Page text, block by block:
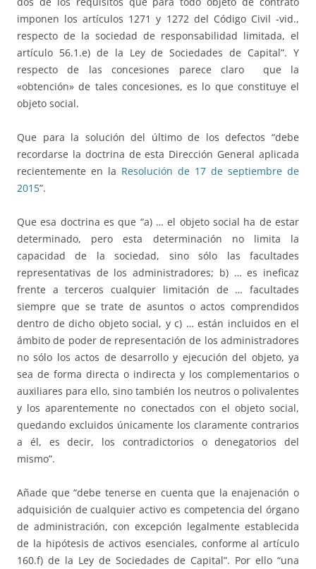
imponen los artículos 1271 y 1272 del Código Civil -vid.,
respecto de la sociedad de responsabilidad limitada, el
artículo 56.1.e) de la Ley de Sociedades de Capital”. Y
respecto de las concesiones parece claro que la
«obtención» de tales concesiones, es lo que constituye el
objeto social.
Que para la solución del último de los defectos “debe
recordarse la doctrina de esta Dirección General aplicada
recientemente en la Resolución de 17 de septiembre de
2015”.
Que esa doctrina es que “a) … el objeto social ha de estar
determinado, pero esta determinación no limita la
capacidad de la sociedad, sino sólo las facultades
representativas de los administradores; b) … es ineficaz
frente a terceros cualquier limitación de … facultades
siempre que se trate de asuntos o actos comprendidos
dentro de dicho objeto social, y c) … están incluidos en el
ámbito de poder de representación de los administradores
no sólo los actos de desarrollo y ejecución del objeto, ya
sea de forma directa o indirecta y los complementarios o
auxiliares para ello, sino también los neutros o polivalentes
y los aparentemente no conectados con el objeto social,
quedando excluidos únicamente los claramente contrarios
a él, es decir, los contradictorios o denegatorios del
mismo”.
Añade que “debe tenerse en cuenta que la enajenación o
adquisición de cualquier activo es competencia del órgano
de administración, con excepción legalmente establecida
de la hipótesis de activos esenciales, conforme al artículo
160.f) de la Ley de Sociedades de Capital”. Por ello “una